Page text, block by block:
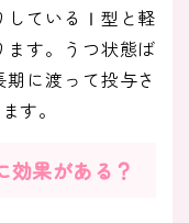
しているⅠ型と軽
す。うつ状態ば
に渡って投与さ
す。
効果がある？